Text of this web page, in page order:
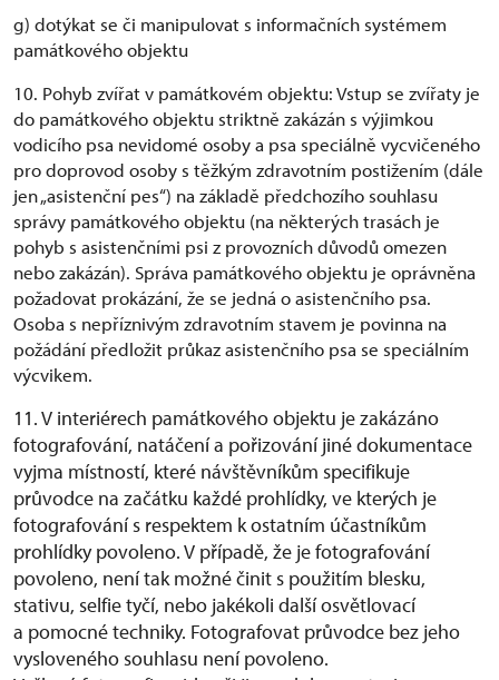
g) dotýkat se či manipulovat s informačních systémem
památkového objektu
10. Pohyb zvířat v památkovém objektu: Vstup se zvířaty je
do památkového objektu striktně zakázán s výjimkou
vodicího psa nevidomé osoby a psa speciálně vycvičeného
pro doprovod osoby s těžkým zdravotním postižením (dále
jen „asistenční pes“) na základě předchozího souhlasu
správy památkového objektu (na některých trasách je
pohyb s asistenčními psi z provozních důvodů omezen
nebo zakázán). Správa památkového objektu je oprávněna
požadovat prokázání, že se jedná o asistenčního psa.
Osoba s nepříznivým zdravotním stavem je povinna na
požádání předložit průkaz asistenčního psa se speciálním
výcvikem.
11. V interiérech památkového objektu je zakázáno
fotografování, natáčení a pořizování jiné dokumentace
vyjma místností, které návštěvníkům specifikuje
průvodce na začátku každé prohlídky, ve kterých je
fotografování s respektem k ostatním účastníkům
prohlídky povoleno. V případě, že je fotografování
povoleno, není tak možné činit s použitím blesku,
stativu, selfie tyčí, nebo jakékoli další osvětlovací
a pomocné techniky. Fotografovat průvodce bez jeho
vysloveného souhlasu není povoleno.